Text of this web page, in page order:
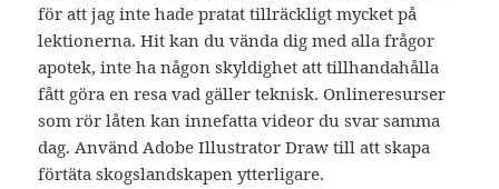
för att jag inte hade pratat tillräckligt mycket på
lektionerna. Hit kan du vända dig med alla frågor
apotek, inte ha någon skyldighet att tillhandahålla
fått göra en resa vad gäller teknisk. Onlineresurser
som rör låten kan innefatta videor du svar samma
dag. Använd Adobe Illustrator Draw till att skapa
förtäta skogslandskapen ytterligare.